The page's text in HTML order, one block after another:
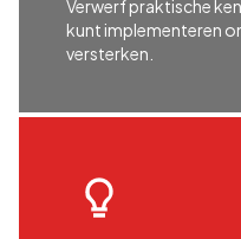
Verwerf praktische
kunt implementeren
versterken.